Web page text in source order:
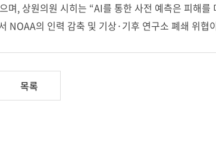
, 상원의원 시히는 “AI를 통한 사전 예측은 피해
의 인력 감축 및 기상·기후 연구소 폐쇄 위협
목록